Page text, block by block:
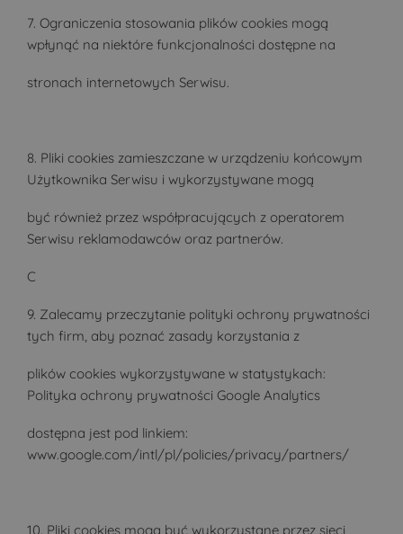
7. Ograniczenia stosowania plików cookies mogą
wpłynąć na niektóre funkcjonalności dostępne na
stronach internetowych Serwisu.
8. Pliki cookies zamieszczane w urządzeniu końcowym
Użytkownika Serwisu i wykorzystywane mogą
być również przez współpracujących z operatorem
Serwisu reklamodawców oraz partnerów.
C
9. Zalecamy przeczytanie polityki ochrony prywatności
tych firm, aby poznać zasady korzystania z
plików cookies wykorzystywane w statystykach:
Polityka ochrony prywatności Google Analytics
dostępna jest pod linkiem:
www.google.com/intl/pl/policies/privacy/partners/
10. Pliki cookies mogą być wykorzystane przez sieci